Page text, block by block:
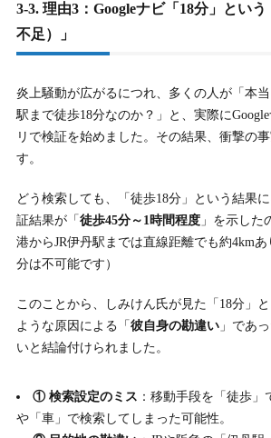
3-3. 理由3：Googleナビ「18分」とい
不足）」
炎上騒動が広がるにつれ、多くの人が「本
駅まで徒歩18分なのか？」と、実際に
リで検証を始めました。その結果、衝撃の
す。
どう検索しても、「徒歩18分」という結果
証結果が「 徒歩45分～1時間程度」を示した
港からJR伊丹駅までは直線距離でも約4km
分は不可能です）
このことから、しみけん氏が見た「18分」
ような原因による「 彼自身の勘違い」であ
いと結論付けられました。
① 検索設定のミス ：移動手段を「徒歩」
や「車」で検索してしまった可能性。